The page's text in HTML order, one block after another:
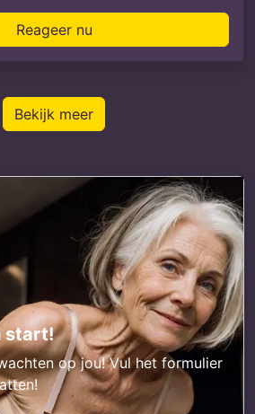
Reageer nu
Bekijk meer
start!
op jou! Vul het formulier